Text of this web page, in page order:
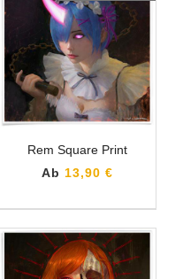
Rem Square Print
Ab 13,90 €